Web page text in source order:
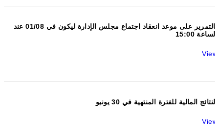
بالتمرير على موعد انعقاد اجتماع مجلس الإدارة ليكون في 01/08 عند
الساعة 15:00
View
النتائج المالية للفترة المنتهية في 30 يونيو
View